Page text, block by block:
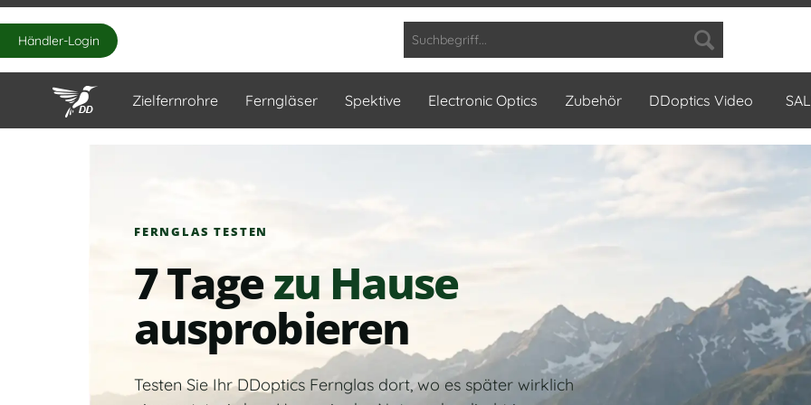
Händler-Login
Zielfernrohre Ferngläser Spektive Electronic Optics Zubehör DDoptics Video
FERNGLAS TESTEN
7 Tagezu Hause
ausprobieren
Testen Sie Ihr DDoptics Fernglas dort, wo es später wirklich